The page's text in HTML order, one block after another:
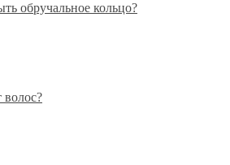
обручальное кольцо?
волос?